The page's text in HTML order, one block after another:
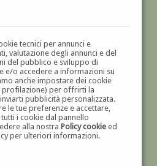
tecnici per annunci e
valutazione degli annunci e del
del pubblico e sviluppo di
e/o accedere a informazioni su
anche impostare dei cookie
profilazione) per offrirti la
pubblicità personalizzata.
le tue preferenze e accettare,
i cookie dal pannello
alla nostra Policy cookieed
per ulteriori informazioni.
GALLERIAD'ARTE
'800 E '900